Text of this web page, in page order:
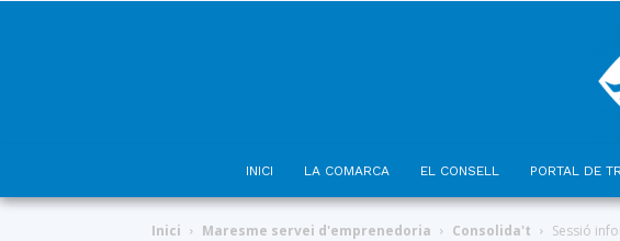
INICI LA COMARCA EL CONSELL PORTAL DE
Inici Maresme servei d'emprenedoria Consolida't Sessió